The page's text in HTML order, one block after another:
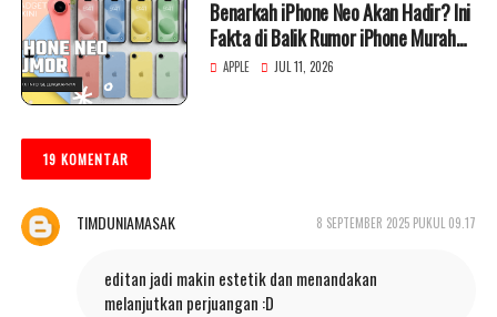
Benarkah iPhone Neo Akan Hadir? Ini
Fakta di Balik Rumor iPhone Murah
Apple
APPLE JUL 11, 2026
19 KOMENTAR
TIMDUNIAMASAK 8 SEPTEMBER 2025 PUKUL 09.17
editan jadi makin estetik dan menandakan
melanjutkan perjuangan :D